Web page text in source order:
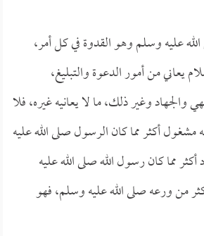
عليه وسلم وهو القدوة في كل أمر،
يعاني من أمور الدعوة والتبليغ،
والجهاد وغير ذلك، ما لا يعانيه غيره، فلا
أكثر مما كان الرسول صلى الله عليه
مما كان رسول الله صلى الله عليه
من ورعه صلى الله عليه وسلم، فهو